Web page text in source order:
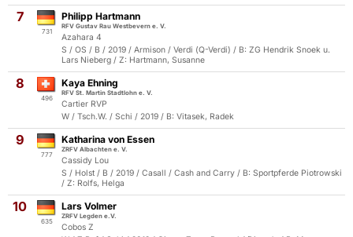
7
731
Philipp Hartmann
RFV Gustav Rau Westbevern e. V.
Azahara 4
S / OS / B / 2019 / Armison / Verdi (Q-Verdi) / B: ZG Hendrik Snoek u.
Lars Nieberg / Z: Hartmann, Susanne
8
496
Kaya Ehning
RFV St. Martin Stadtlohn e. V.
Cartier RVP
W / Tsch.W. / Schi / 2019 / B: Vitasek, Radek
9
777
Katharina von Essen
ZRFV Albachten e. V.
Cassidy Lou
S / Holst / B / 2019 / Casall / Cash and Carry / B: Sportpferde Piotrowski
/ Z: Rolfs, Helga
10
635
Lars Volmer
ZRFV Legden e.V.
Cobos Z